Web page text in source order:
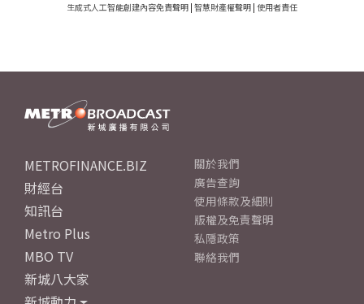
生成式人工智能創建內容免責聲明 | 智慧財產權聲明 | 使用者責任
METROFINANCE.BIZ
財經台
知訊台
Metro Plus
MBO TV
新城八大家
關於我們
廣告查詢
使用條款及細則
版權及免責聲明
私隱政策
聯絡我們